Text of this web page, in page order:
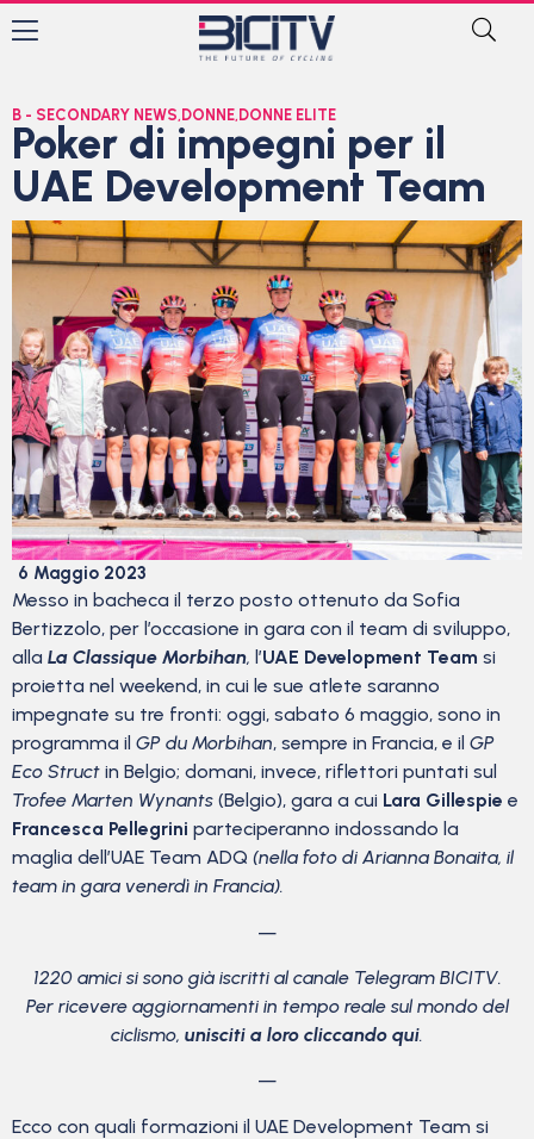
B - SECONDARY NEWS, DONNE, DONNE ELITE
Poker di impegni per il
UAE Development Team
6 Maggio 2023
Messo in bacheca il terzo posto ottenuto da Sofia
Bertizzolo, per l’occasione in gara con il team di sviluppo,
alla La Classique Morbihan, l’UAE Development Team si
proietta nel weekend, in cui le sue atlete saranno
impegnate su tre fronti: oggi, sabato 6 maggio, sono in
programma il GP du Morbihan, sempre in Francia, e il GP
Eco Struct in Belgio; domani, invece, riflettori puntati sul
Trofee Marten Wynants (Belgio), gara a cui Lara Gillespie e
Francesca Pellegrini parteciperanno indossando la
maglia dell’UAE Team ADQ (nella foto di Arianna Bonaita, il
team in gara venerdì in Francia).
—
1220 amici si sono già iscritti al canale Telegram BICITV.
Per ricevere aggiornamenti in tempo reale sul mondo del
ciclismo, unisciti a loro cliccando qui.
—
Ecco con quali formazioni il UAE Development Team si